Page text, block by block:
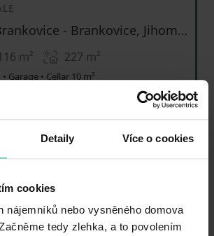
Detaily Více o cookies
cookies
nájemníků nebo vysněného domova
tedy zlehka, a to povolením
Chaloupky, Brankovice - Brankovice, Jihomoravský Region
m² 227 m²
Garage • Cellar 10 m²
38706.89655172414 / m²)